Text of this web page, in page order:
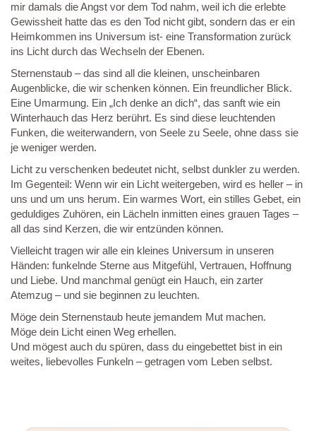
mir damals die Angst vor dem Tod nahm, weil ich die erlebte
Gewissheit hatte das es den Tod nicht gibt, sondern das er ein
Heimkommen ins Universum ist- eine Transformation zurück
ins Licht durch das Wechseln der Ebenen.
Sternenstaub – das sind all die kleinen, unscheinbaren
Augenblicke, die wir schenken können. Ein freundlicher Blick.
Eine Umarmung. Ein „Ich denke an dich“, das sanft wie ein
Winterhauch das Herz berührt. Es sind diese leuchtenden
Funken, die weiterwandern, von Seele zu Seele, ohne dass sie
je weniger werden.
Licht zu verschenken bedeutet nicht, selbst dunkler zu werden.
Im Gegenteil: Wenn wir ein Licht weitergeben, wird es heller – in
uns und um uns herum. Ein warmes Wort, ein stilles Gebet, ein
geduldiges Zuhören, ein Lächeln inmitten eines grauen Tages –
all das sind Kerzen, die wir entzünden können.
Vielleicht tragen wir alle ein kleines Universum in unseren
Händen: funkelnde Sterne aus Mitgefühl, Vertrauen, Hoffnung
und Liebe. Und manchmal genügt ein Hauch, ein zarter
Atemzug – und sie beginnen zu leuchten.
Möge dein Sternenstaub heute jemandem Mut machen.
Möge dein Licht einen Weg erhellen.
Und mögest auch du spüren, dass du eingebettet bist in ein
weites, liebevolles Funkeln – getragen vom Leben selbst.